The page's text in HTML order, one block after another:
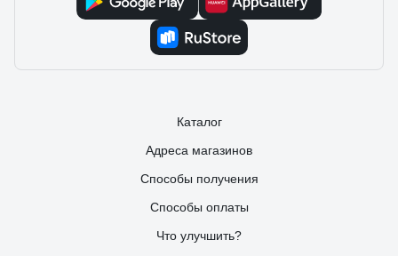
Каталог
Адреса магазинов
Способы получения
Способы оплаты
Что улучшить?